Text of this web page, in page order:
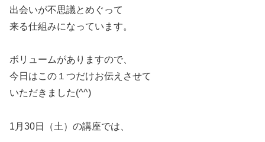
出会いが不思議とめぐって
来る仕組みになっています。
ボリュームがありますので、
今日はこの１つだけお伝えさせて
いただきました(^^)
1月30日（土）の講座では、